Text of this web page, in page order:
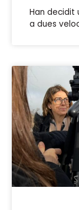
Han decidit
a dues